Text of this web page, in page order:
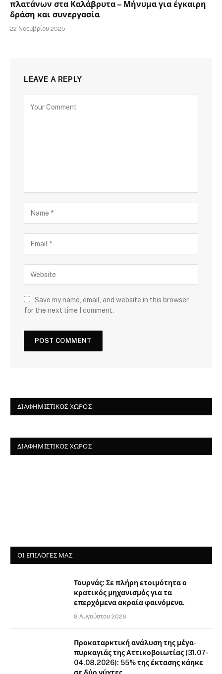
πλατάνων στα Καλάβρυτα – Μήνυμα για έγκαιρη
δράση και συνεργασία
22 Νοεμβρίου 2025
LEAVE A REPLY
Save my name, email, and website in this browser
for the next time I comment.
ΔΙΑΦΗΜΙΣΤΙΚΌΣ ΧΏΡΟΣ
ΔΙΑΦΗΜΙΣΤΙΚΌΣ ΧΏΡΟΣ
ΟΙ ΕΠΙΛΟΓΈΣ ΜΑΣ
Τουρνάς: Σε πλήρη ετοιμότητα ο
κρατικός μηχανισμός για τα
επερχόμενα ακραία φαινόμενα.
8 Αυγούστου 2026
Προκαταρκτική ανάλυση της μέγα-
πυρκαγιάς της Αττικοβοιωτίας (31.07-
04.08.2026): 55% της έκτασης κάηκε